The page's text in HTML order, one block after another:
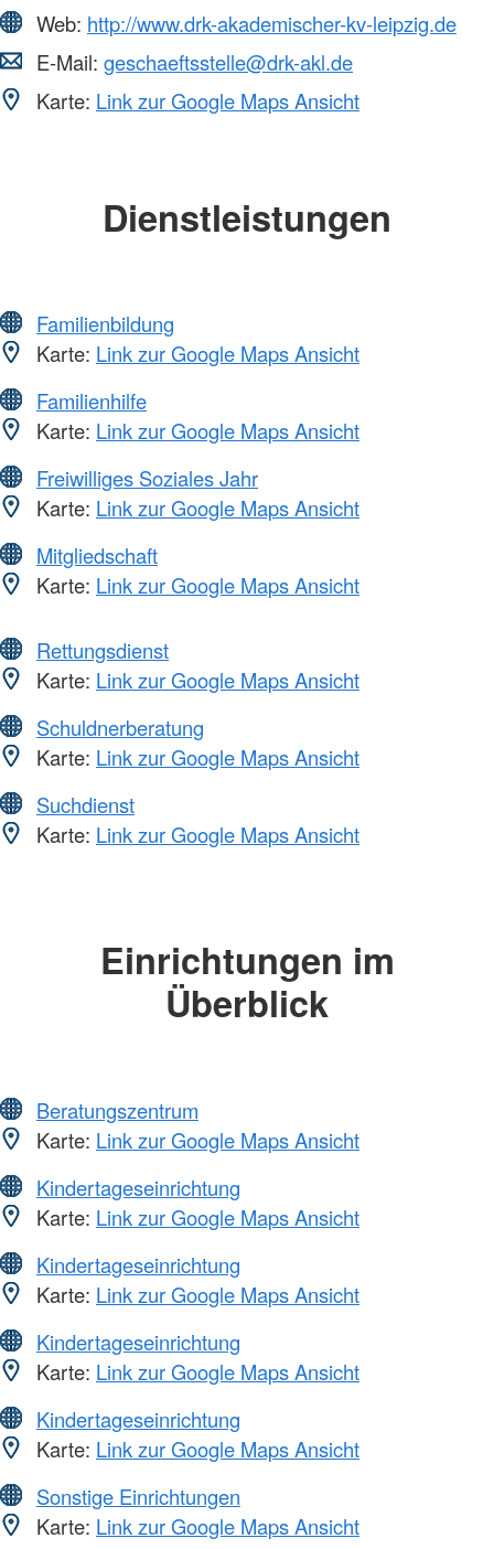
Web: http://www.drk-akademischer-kv-leipzig.de
E-Mail: geschaeftsstelle@drk-akl.de
Karte: Link zur Google Maps Ansicht
Dienstleistungen
Familienbildung
Karte: Link zur Google Maps Ansicht
Familienhilfe
Karte: Link zur Google Maps Ansicht
Freiwilliges Soziales Jahr
Karte: Link zur Google Maps Ansicht
Mitgliedschaft
Karte: Link zur Google Maps Ansicht
Rettungsdienst
Karte: Link zur Google Maps Ansicht
Schuldnerberatung
Karte: Link zur Google Maps Ansicht
Suchdienst
Karte: Link zur Google Maps Ansicht
Einrichtungen im
Überblick
Beratungszentrum
Karte: Link zur Google Maps Ansicht
Kindertageseinrichtung
Karte: Link zur Google Maps Ansicht
Kindertageseinrichtung
Karte: Link zur Google Maps Ansicht
Kindertageseinrichtung
Karte: Link zur Google Maps Ansicht
Kindertageseinrichtung
Karte: Link zur Google Maps Ansicht
Sonstige Einrichtungen
Karte: Link zur Google Maps Ansicht